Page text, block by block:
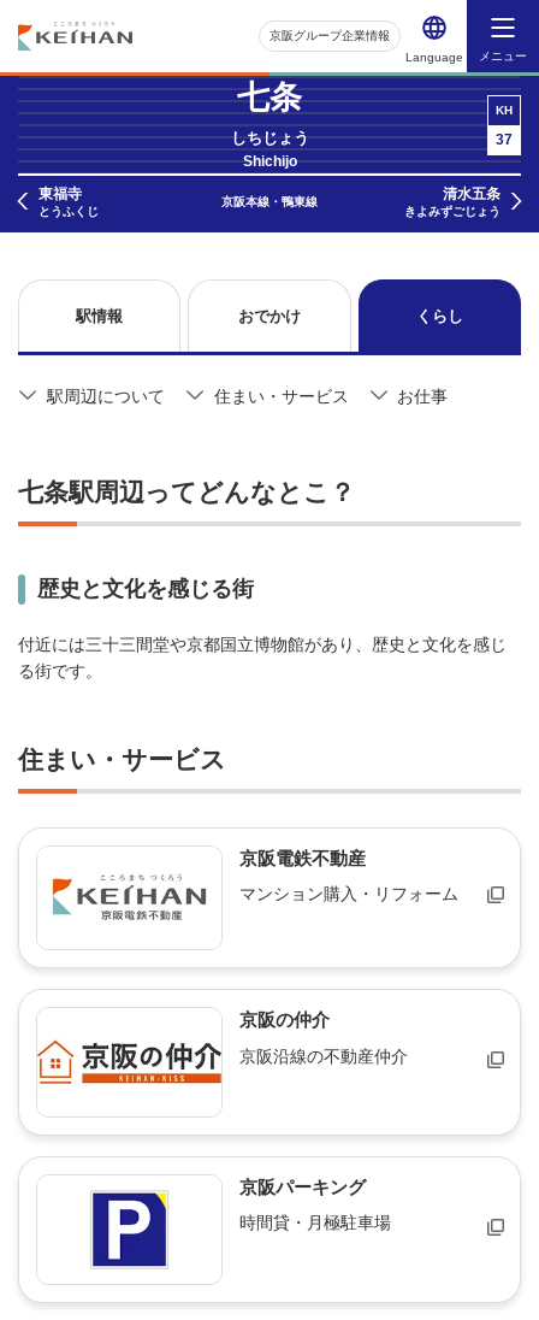
Language メニュー
京阪グループ企業情報
七条
しちじょう
Shichijo
KH
37
東福寺
とうふくじ
京阪本線・鴨東線 清水五条
きよみずごじょう
駅情報 おでかけ くらし
駅周辺について 住まい・サービス お仕事
七条駅周辺ってどんなとこ？
歴史と文化を感じる街
付近には三十三間堂や京都国立博物館があり、歴史と文化を感じ
る街です。
住まい・サービス
京阪電鉄不動産
マンション購入・リフォーム
京阪の仲介
京阪沿線の不動産仲介
京阪パーキング
時間貸・月極駐車場